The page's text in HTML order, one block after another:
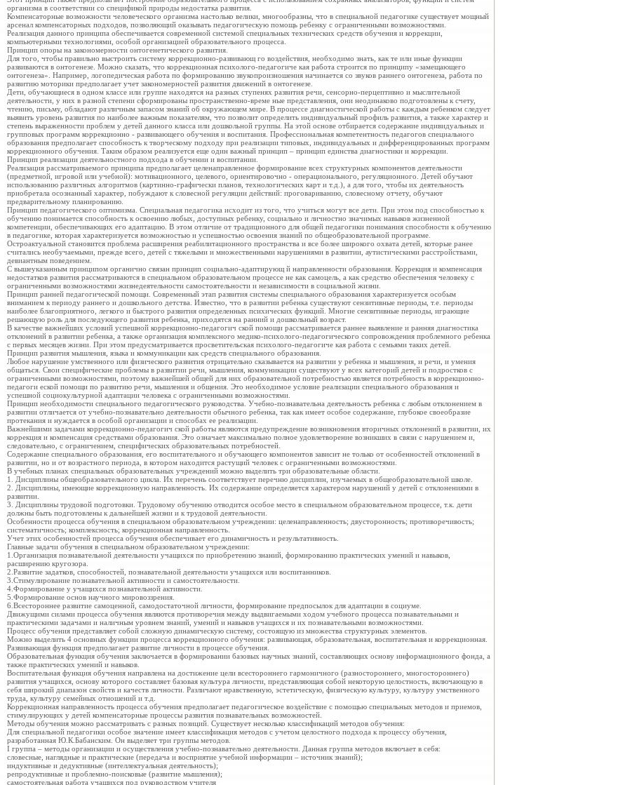
организма в соответствии со спецификой природы недостатка развития.
Компенсаторные возможности человеческого организма настолько велики, многообразны, что в специальной педагогике существует мощный
арсенал компенсаторных подходов, позволяющий оказывать педагогическую помощь ребенку с ограниченными возможностями.
Реализация данного принципа обеспечивается современной системой специальных технических средств обучения и коррекции,
компьютерными технологиями, особой организацией образовательного процесса.
Принцип опоры на закономерности онтогенетического развития.
Для того, чтобы правильно выстроить систему коррекционно-развивающ го воздействия, необходимо знать, как те или иные функции
развиваются в онтогенезе. Можно сказать, что коррекционная психолого-педагогиче кая работа строится по принципу «замещающего
онтогенеза». Например, логопедическая работа по формированию звукопроизношения начинается со звуков раннего онтогенеза, работа по
развитию моторики предполагает учет закономерностей развития движений в онтогенезе.
Дети, обучающиеся в одном классе или группе находятся на разных ступенях развития речи, сенсорно-перцептивно и мыслительной
деятельности, у них в разной степени сформированы пространственно-време ные представления, они неодинаково подготовлены к счету,
чтению, письму, обладают различным запасом знаний об окружающем мире. В процессе диагностической работы с каждым ребенком следует
выявить уровень развития по наиболее важным показателям, что позволит определить индивидуальный профиль развития, а также характер и
степень выраженности проблем у детей данного класса или дошкольной группы. На этой основе отбирается содержание индивидуальных и
групповых программ коррекционно - развивающего обучения и воспитания. Профессиональная компетентность педагогов специального
образования предполагает способность к творческому подходу при реализации типовых, индивидуальных и дифференцированных программ
коррекционного обучения. Таким образом реализуется еще один важный принцип – принцип единства диагностики и коррекции.
Принцип реализации деятельностного подхода в обучении и воспитании.
Реализация рассматриваемого принципа предполагает целенаправленное формирование всех структурных компонентов деятельности
(предметной, игровой или учебной): мотивационного, целевого, ориентировочно - операционального, регуляционного. Детей обучают
использованию различных алгоритмов (картинно-графически планов, технологических карт и т.д.), а для того, чтобы их деятельность
приобретала осознанный характер, побуждают к словесной регуляции действий: проговариванию, словесному отчету, обучают
предварительному планированию.
Принцип педагогического оптимизма. Специальная педагогика исходит из того, что учиться могут все дети. При этом под способностью к
обучению понимается способность к освоению любых, доступных ребенку, социально и личностно значимых навыков жизненной
компетенции, обеспечивающих его адаптацию. В этом отличие от традиционного для общей педагогики понимания способности к обучению
в педагогике, которая характеризуется возможностью и успешностью освоения знаний по общеобразовательной программе.
Остроактуальной становится проблема расширения реабилитационного пространства и все более широкого охвата детей, которые ранее
считались необучаемыми, прежде всего, детей с тяжелыми и множественными нарушениями в развитии, аутистическими расстройствами,
девиантным поведением.
С вышеуказанным принципом органично связан принцип социально-адаптирующ й направленности образования. Коррекция и компенсация
недостатков развития рассматриваются в специальном образовательном процессе не как самоцель, а как средство обеспечения человеку с
ограниченными возможностями жизнедеятельности самостоятельности и независимости в социальной жизни.
Принцип ранней педагогической помощи. Современный этап развития системы специального образования характеризуется особым
вниманием к периоду раннего и дошкольного детства. Известно, что в развитии ребенка существуют сензитивные периоды, т.е. периоды
наиболее благоприятного, легкого и быстрого развития определенных психических функций. Многие сензитивные периоды, играющие
решающую роль для последующего развития ребенка, приходятся на ранний и дошкольный возраст.
В качестве важнейших условий успешной коррекционно-педагогич ской помощи рассматривается раннее выявление и ранняя диагностика
отклонений в развитии ребенка, а также организация комплексного медико-психолого-педагогического сопровождения проблемного ребенка
с первых месяцев жизни. При этом предусматривается просветительская психолого-педагогиче кая работа с семьями таких детей.
Принцип развития мышления, языка и коммуникации как средств специального образования.
Любое нарушение умственного или физического развития отрицательно сказывается на развитии у ребенка и мышления, и речи, и умения
общаться. Свои специфические проблемы в развитии речи, мышления, коммуникации существуют у всех категорий детей и подростков с
ограниченными возможностями, поэтому важнейшей общей для них образовательной потребностью является потребность в коррекционно-
педагоги еской помощи по развитию речи, мышления и общения. Это необходимое условие реализации специального образования и
успешной социокультурной адаптации человека с ограниченными возможностями.
Принцип необходимости специального педагогического руководства. Учебно-познавательна деятельность ребенка с любым отклонением в
развитии отличается от учебно-познавательно деятельности обычного ребенка, так как имеет особое содержание, глубокое своеобразие
протекания и нуждается в особой организации и способах ее реализации.
Важнейшими задачами коррекционно-педагогич ской работы являются предупреждение возникновения вторичных отклонений в развитии, их
коррекция и компенсация средствами образования. Это означает максимально полное удовлетворение возникших в связи с нарушением и,
следовательно, с ограничением, специфических образовательных потребностей.
Содержание специального образования, его воспитательного и обучающего компонентов зависит не только от особенностей отклонений в
развитии, но и от возрастного периода, в котором находится растущий человек с ограниченными возможностями.
В учебных планах специальных образовательных учреждений можно выделить три образовательные области.
1. Дисциплины общеобразовательного цикла. Их перечень соответствует перечню дисциплин, изучаемых в общеобразовательной школе.
2. Дисциплины, имеющие коррекционную направленность. Их содержание определяется характером нарушений у детей с отклонениями в
развитии.
3. Дисциплины трудовой подготовки. Трудовому обучению отводится особое место в специальном образовательном процессе, т.к. дети
должны быть подготовлены к дальнейшей жизни и к трудовой деятельности.
Особенности процесса обучения в специальном образовательном учреждении: целенаправленность; двусторонность; противоречивость;
систематичность; комплексность; коррекционная направленность.
Учет этих особенностей процесса обучения обеспечивает его динамичность и результативность.
Главные задачи обучения в специальном образовательном учреждении:
1.Организация познавательной деятельности учащихся по приобретению знаний, формированию практических умений и навыков,
расширению кругозора.
2.Развитие задатков, способностей, познавательной деятельности учащихся или воспитанников.
3.Стимулирование познавательной активности и самостоятельности.
4.Формирование у учащихся познавательной активности.
5.Формирование основ научного мировоззрения.
6.Всестороннее развитие самоценной, самодостаточной личности, формирование предпосылок для адаптации в социуме.
Движущими силами процесса обучения являются противоречия между выдвигаемыми ходом учебного процесса познавательными и
практическими задачами и наличным уровнем знаний, умений и навыков учащихся и их познавательными возможностями.
Процесс обучения представляет собой сложную динамическую систему, состоящую из множества структурных элементов.
Можно выделить 4 основных функции процесса коррекционного обучения: развивающая, образовательная, воспитательная и коррекционная.
Развивающая функция предполагает развитие личности в процессе обучения.
Образовательная функция обучения заключается в формировании базовых научных знаний, составляющих основу информационного фонда, а
также практических умений и навыков.
Воспитательная функция обучения направлена на достижение цели всестороннего гармоничного (разностороннего, многостороннего)
развития учащихся, основу которого составляет базовая культура личности, представляющая собой некоторую целостность, включающую в
себя широкий диапазон свойств и качеств личности. Различают нравственную, эстетическую, физическую культуру, культуру умственного
труда, культуру семейных отношений и т.д.
Коррекционная направленность процесса обучения предполагает педагогическое воздействие с помощью специальных методов и приемов,
стимулирующих у детей компенсаторные процессы развития познавательных возможностей.
Методы обучения можно рассматривать с разных позиций. Существует несколько классификаций методов обучения:
Для специальной педагогики особое значение имеет классификация методов с учетом целостного подхода к процессу обучения,
разработанная Ю.К.Бабанским. Он выделяет три группы методов.
I группа – методы организации и осуществления учебно-познавательно деятельности. Данная группа методов включает в себя:
словесные, наглядные и практические (передача и восприятие учебной информации – источник знаний);
индуктивные и дедуктивные (интеллектуальная деятельность);
репродуктивные и проблемно-поисковые (развитие мышления);
самостоятельная работа учащихся под руководством учителя